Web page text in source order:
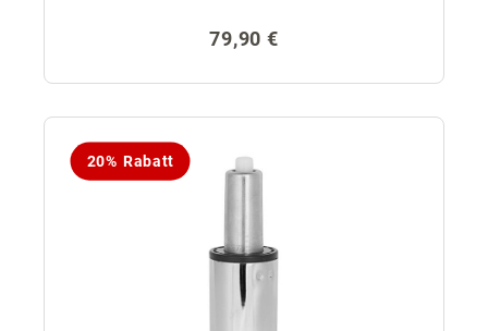
Regulärer Preis:
79,90 €
20% Rabatt